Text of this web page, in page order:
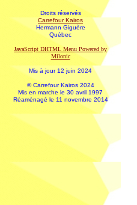
Droits réservés
Carrefour Kairos
Hermann Giguère
Québec
JavaScript DHTML Menu Powered by
Milonic
Mis à jour 12 juin 2024
© Carrefour Kairos 2024
Mis en marche le 30 avril 1997
Réaménagé le 11 novembre 2014